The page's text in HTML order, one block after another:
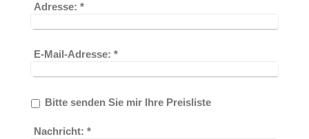
Adresse: *
E-Mail-Adresse: *
Bitte senden Sie mir Ihre Preisliste
Nachricht: *